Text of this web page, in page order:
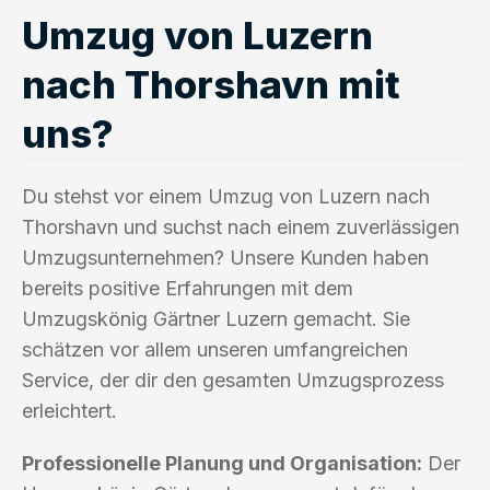
Umzug von Luzern
nach Thorshavn mit
uns?
Du stehst vor einem Umzug von Luzern nach
Thorshavn und suchst nach einem zuverlässigen
Umzugsunternehmen? Unsere Kunden haben
bereits positive Erfahrungen mit dem
Umzugskönig Gärtner Luzern gemacht. Sie
schätzen vor allem unseren umfangreichen
Service, der dir den gesamten Umzugsprozess
erleichtert.
Professionelle Planung und Organisation: Der